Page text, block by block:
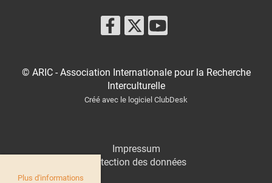
Plus d'informations
© ARIC - Association Internationale pour la Recherche
Interculturelle
Créé avec le logiciel ClubDesk
Impressum
Protection des données